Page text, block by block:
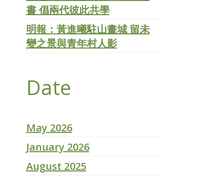
書 倡兩代彼此共學
明報：黃進曦駐山畫城 留未
變之景與青年村人影
Date
May 2026
January 2026
August 2025